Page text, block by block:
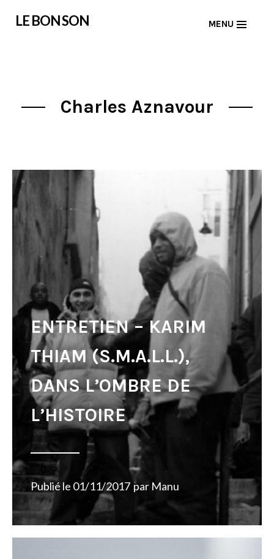
LE BON SON MENU
Charles Aznavour
ENTRETIEN – KARIM
THIAM (S.M.A.L.L.),
DANS L’OMBRE DE
L’HISTOIRE
Publié le 01/11/2017 par Manu